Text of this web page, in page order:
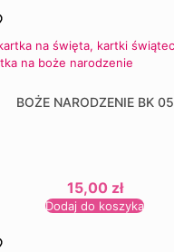
BOŻE NARODZENIE BK 05
15,00 zł
Dodaj do koszyka